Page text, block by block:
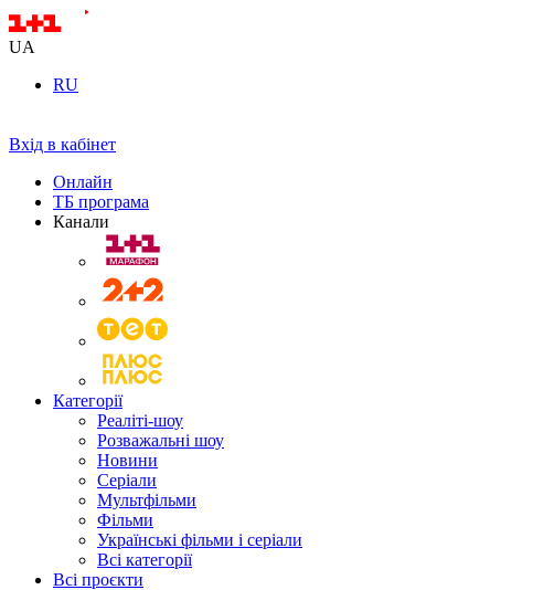
UA
RU
Вхід в кабінет
Онлайн
ТБ програма
Канали
Категорії
Реаліті-шоу
Розважальні шоу
Новини
Серіали
Мультфільми
Фільми
Українські фільми і серіали
Всі категорії
Всі проєкти